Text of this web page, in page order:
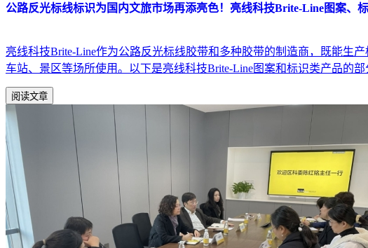
公路反光标线标识为国内文旅市场再添亮色！亮线科技Brite-Line图案、
亮线科技Brite-Line作为公路反光标线胶带和多种胶带的制造商，既能生
车站、景区等场所使用。以下是亮线科技Brite-Line图案和标识类产品的部
阅读文章